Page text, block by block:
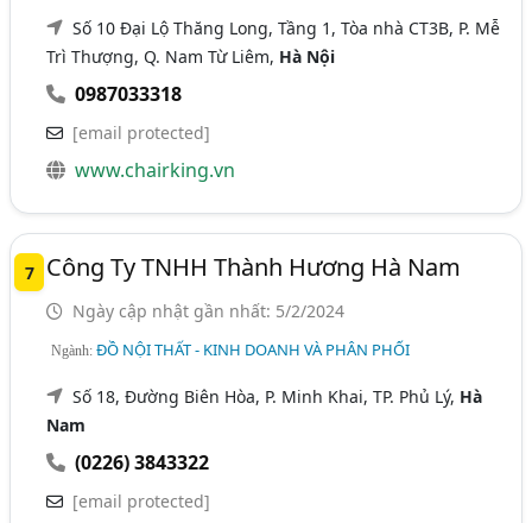
Số 10 Đại Lộ Thăng Long, Tầng 1, Tòa nhà CT3B, P. Mễ
Trì Thượng, Q. Nam Từ Liêm, Hà Nội
0987033318
[email protected]
www.chairking.vn
7 Công Ty TNHH Thành Hương Hà Nam
Ngày cập nhật gần nhất: 5/2/2024
Ngành:ĐỒ NỘI THẤT - KINH DOANH VÀ PHÂN PHỐI
Số 18, Đường Biên Hòa, P. Minh Khai, TP. Phủ Lý, Hà
Nam
(0226) 3843322
[email protected]